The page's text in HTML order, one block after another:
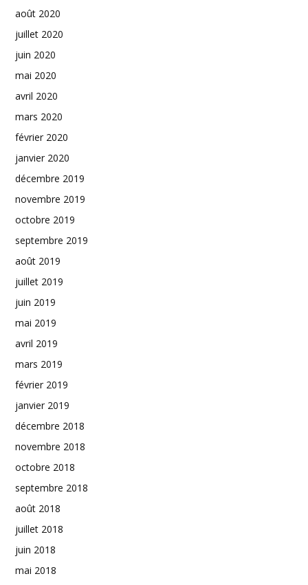
août 2020
juillet 2020
juin 2020
mai 2020
avril 2020
mars 2020
février 2020
janvier 2020
décembre 2019
novembre 2019
octobre 2019
septembre 2019
août 2019
juillet 2019
juin 2019
mai 2019
avril 2019
mars 2019
février 2019
janvier 2019
décembre 2018
novembre 2018
octobre 2018
septembre 2018
août 2018
juillet 2018
juin 2018
mai 2018